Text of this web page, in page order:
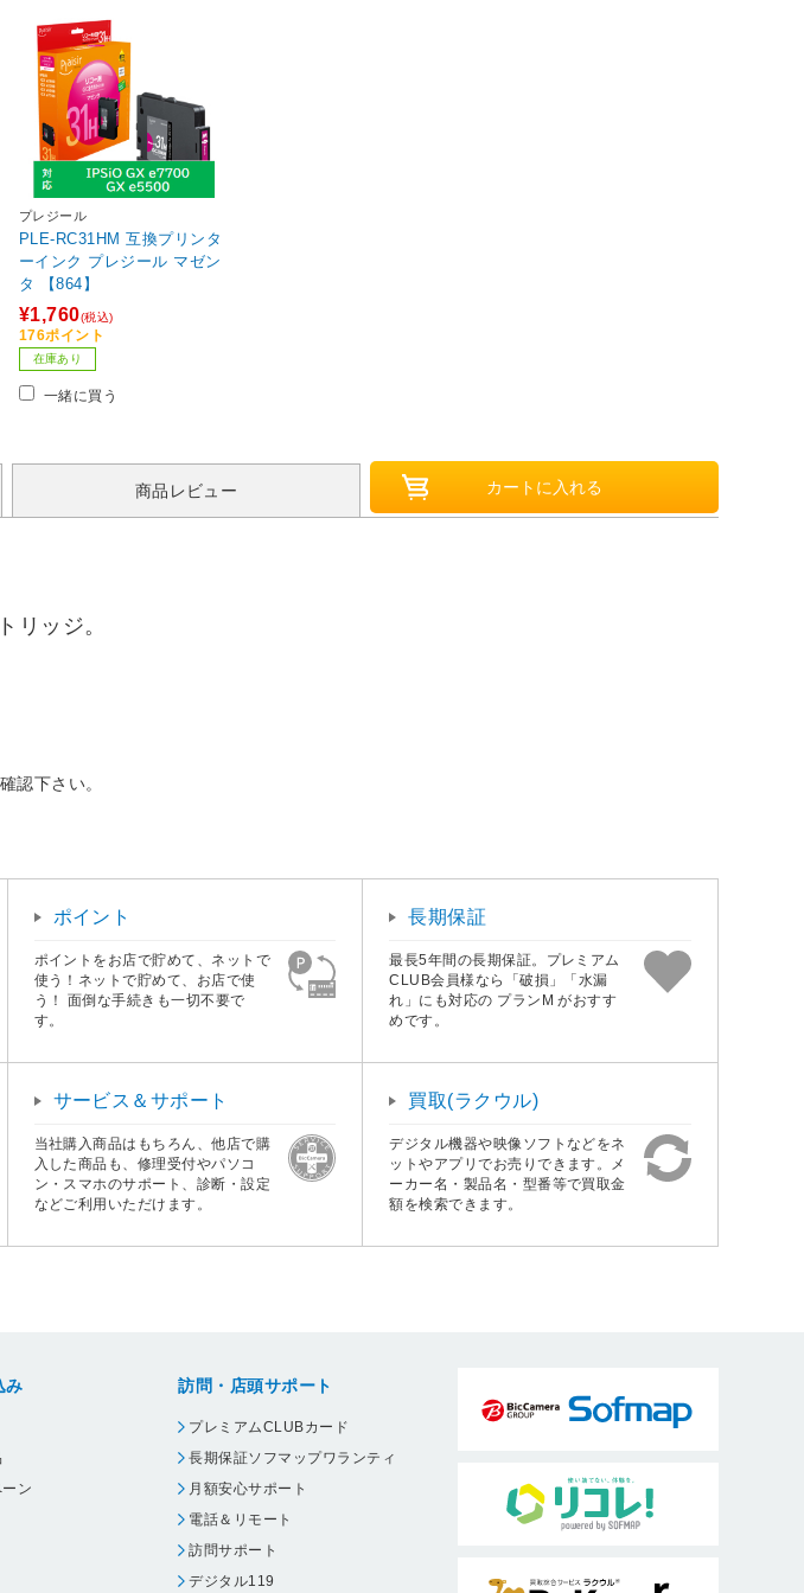
プレジール
PLE-RC31HM 互換プリンタ
ーインク プレジール マゼン
タ 【864】
¥1,760(税込)
176ポイント
在庫あり
一緒に買う
商品レビュー
リッジ。
認下さい。
ポイント
ポイントをお店で貯めて、ネットで
使う！ネットで貯めて、お店で使
う！ 面倒な手続きも一切不要で
す。
長期保証
最長5年間の長期保証。プレミアム
CLUB会員様なら「破損」「水漏
れ」にも対応の プランM がおすす
めです。
サービス＆サポート
当社購入商品はもちろん、他店で購
入した商品も、修理受付やパソコ
ン・スマホのサポート、診断・設定
などご利用いただけます。
買取(ラクウル)
デジタル機器や映像ソフトなどをネ
ットやアプリでお売りできます。メ
ーカー名・製品名・型番等で買取金
額を検索できます。
み
ン
訪問・店頭サポート
プレミアムCLUBカード
長期保証ソフマップワランティ
月額安心サポート
電話＆リモート
訪問サポート
デジタル119